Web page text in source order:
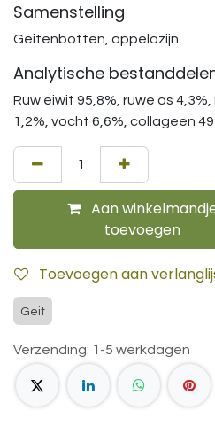
Samenstelling
Geitenbotten, appelazijn.
Analytische
Ruw eiwit 95,8%, ruwe as
1,2%, vocht 6,6%, collageen
Aan
toevoegen
Toevoegen aan
Geit
Verzending: 1-5 werkdagen